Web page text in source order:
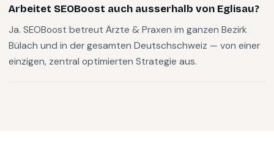
Arbeitet SEOBoost auch ausserhalb von Eglisau?
Ja. SEOBoost betreut Ärzte & Praxen im ganzen Bezirk
Bülach und in der gesamten Deutschschweiz — von einer
einzigen, zentral optimierten Strategie aus.